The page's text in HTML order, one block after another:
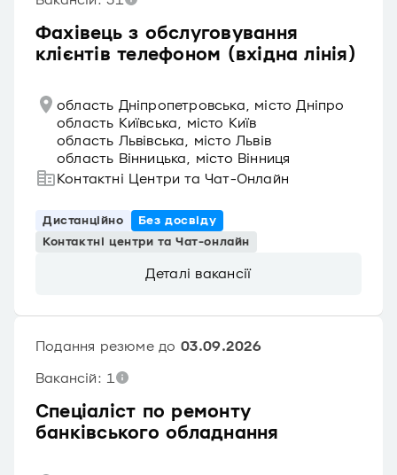
Фахівець з обслуговування
клієнтів телефоном (вхідна лінія)
область Дніпропетровська, місто Дніпро
область Київська, місто Київ
область Львівська, місто Львів
область Вінницька, місто Вінниця
Контактні Центри та Чат-Онлайн
Дистанційно
Без досвіду
Контактні центри та Чат-онлайн
Деталі вакансії
Спеціаліст по ремонту
банківського обладнання
Подання резюме до 03.09.2026
Вакансій: 1